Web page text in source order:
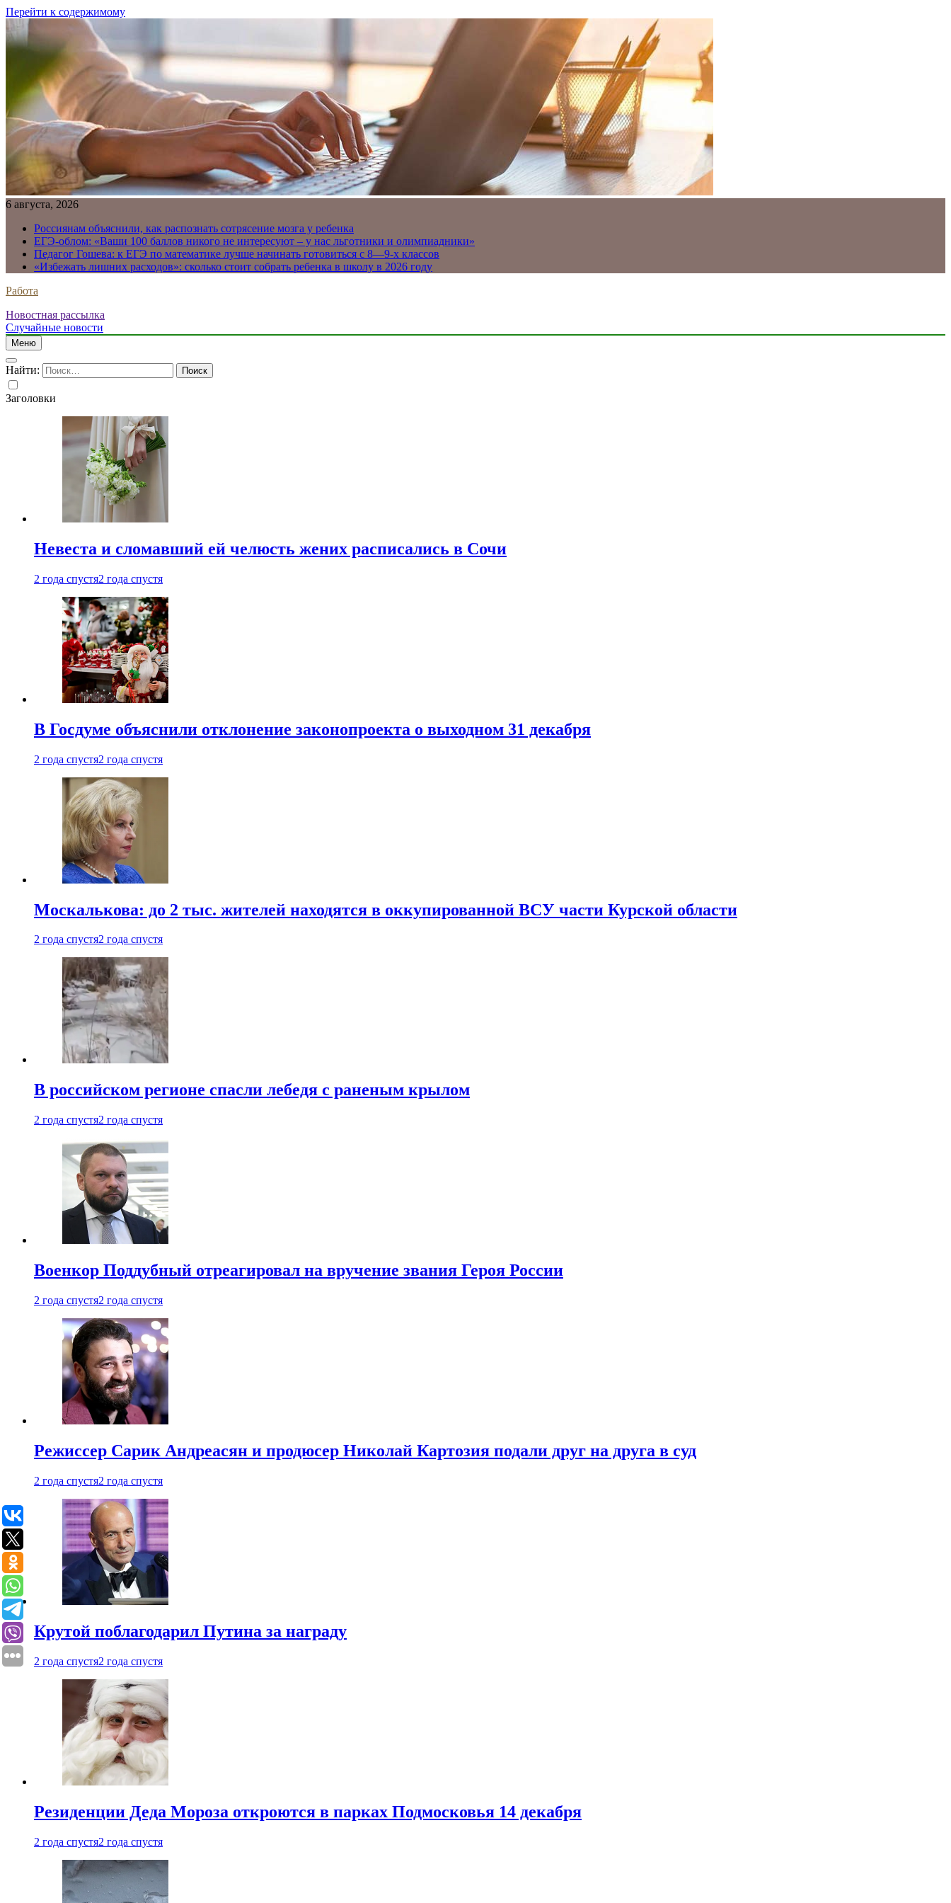
Перейти к содержимому
6 августа, 2026
Россиянам объяснили, как распознать сотрясение мозга у ребенка
ЕГЭ-облом: «Ваши 100 баллов никого не интересуют – у нас льготники и олимпиадники»
Педагог Гошева: к ЕГЭ по математике лучше начинать готовиться с 8—9-х классов
«Избежать лишних расходов»: сколько стоит собрать ребенка в школу в 2026 году
Работа
Новостная рассылка
Случайные новости
Меню
Найти:
Заголовки
Невеста и сломавший ей челюсть жених расписались в Сочи
2 года спустя2 года спустя
В Госдуме объяснили отклонение законопроекта о выходном 31 декабря
2 года спустя2 года спустя
Москалькова: до 2 тыс. жителей находятся в оккупированной ВСУ части Курской области
2 года спустя2 года спустя
В российском регионе спасли лебедя с раненым крылом
2 года спустя2 года спустя
Военкор Поддубный отреагировал на вручение звания Героя России
2 года спустя2 года спустя
Режиссер Сарик Андреасян и продюсер Николай Картозия подали друг на друга в суд
2 года спустя2 года спустя
Крутой поблагодарил Путина за награду
2 года спустя2 года спустя
Резиденции Деда Мороза откроются в парках Подмосковья 14 декабря
2 года спустя2 года спустя